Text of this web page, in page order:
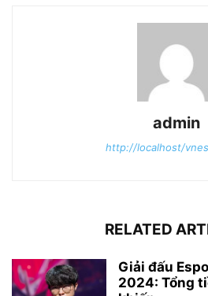
admin
http://localhost/
RELATED
Giải đấu
2024: Tổng